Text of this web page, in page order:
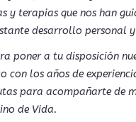
y terapias que nos han
desarrollo personal
poner a tu disposición
con los años de
para acompañarte de
de Vida.